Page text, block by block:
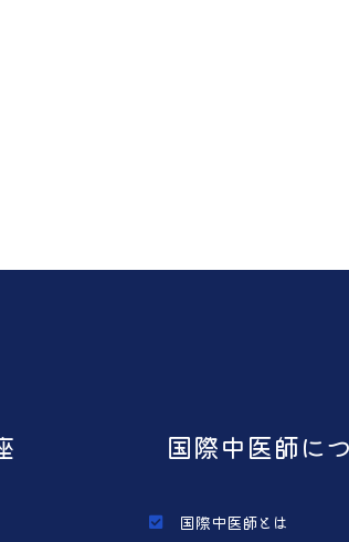
国際中医師に
国際中医師とは